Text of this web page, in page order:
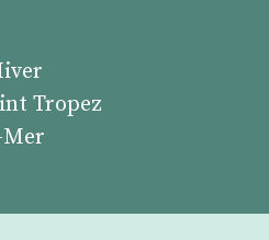
Tropez
Mer